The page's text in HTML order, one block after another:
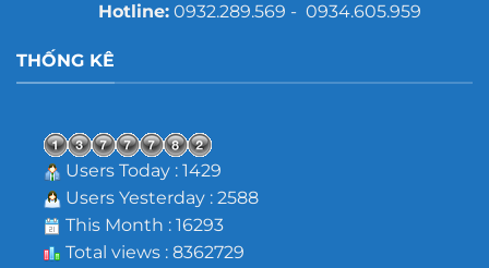
Hotline:0932.289.569 - 0934.605.959
THỐNG KÊ
Users Today : 1429
Users Yesterday : 2588
This Month : 16293
Total views : 8362729